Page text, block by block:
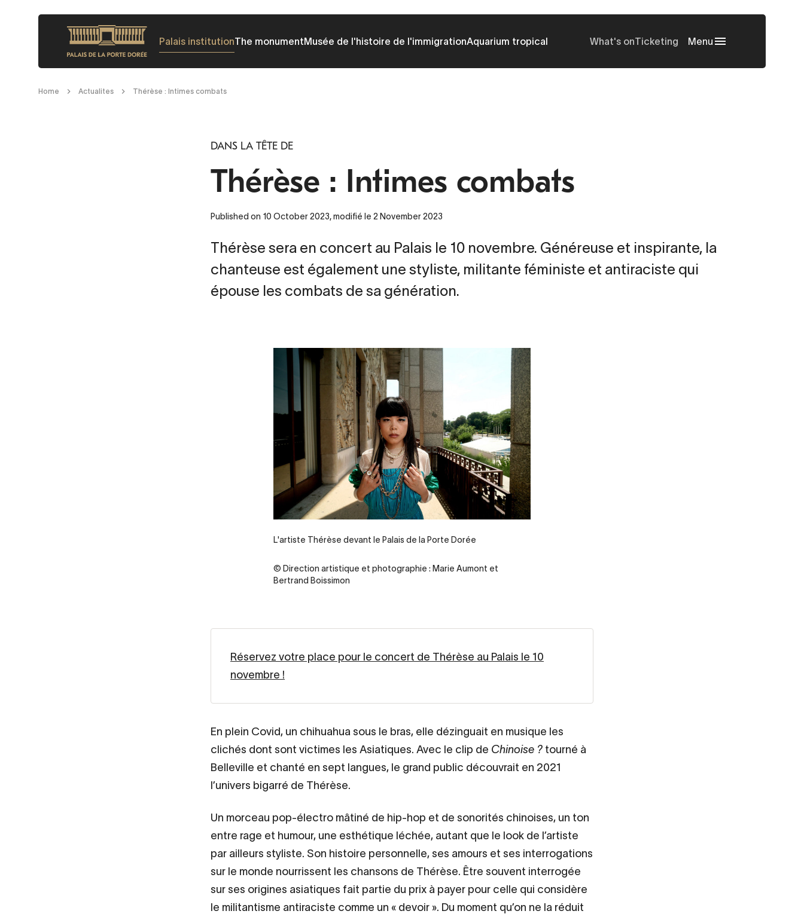
content
Palais institutionThe monumentMusée de l'histoire de l'immigrationAquarium tropical What's onTicketing Menu
Breadcrumb
Home Actualites Thérèse : Intimes combats
DANS LA TÊTE DE
Thérèse : Intimes combats
Published on 10 October 2023, modifié le 2 November 2023
Thérèse sera en concert au Palais le 10 novembre. Généreuse et inspirante, la
chanteuse est également une styliste, militante féministe et antiraciste qui
épouse les combats de sa génération.
Legende
L'artiste Thérèse devant le Palais de la Porte Dorée
Credit
© Direction artistique et photographie : Marie Aumont et
Bertrand Boissimon
Réservez votre place pour le concert de Thérèse au Palais le 10
novembre !
En plein Covid, un chihuahua sous le bras, elle dézinguait en musique les
clichés dont sont victimes les Asiatiques. Avec le clip de Chinoise ? tourné à
Belleville et chanté en sept langues, le grand public découvrait en 2021
l’univers bigarré de Thérèse.
Un morceau pop-électro mâtiné de hip-hop et de sonorités chinoises, un ton
entre rage et humour, une esthétique léchée, autant que le look de l’artiste
par ailleurs styliste. Son histoire personnelle, ses amours et ses interrogations
sur le monde nourrissent les chansons de Thérèse. Être souvent interrogée
sur ses origines asiatiques fait partie du prix à payer pour celle qui considère
le militantisme antiraciste comme un « devoir ». Du moment qu’on ne la réduit